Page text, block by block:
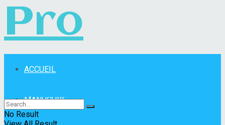
Pro
ACCUEIL
MANUCURE
No Result